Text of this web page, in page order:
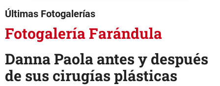
Últimas Fotogalerías
Fotogalería Farándula
Danna Paola antes y después
de sus cirugías plásticas